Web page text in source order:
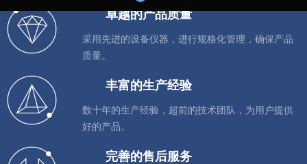
卓越的产品质量
采用先进的设备仪器，进行规格化管理，确保产品
质量。
丰富的生产经验
数十年的生产经验，超前的技术团队，为用户提供
好的产品。
完善的售后服务